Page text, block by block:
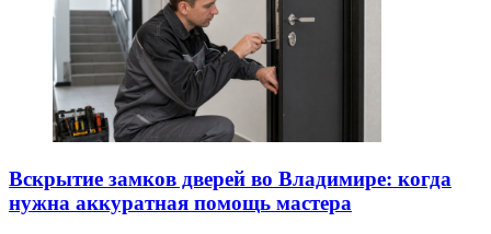
Вскрытие замков дверей во Владимире: когда
нужна аккуратная помощь мастера